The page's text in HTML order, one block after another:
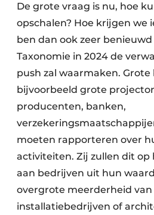
De grote vraag is nu, hoe
opschalen? Hoe krijgen we
ben dan ook zeer benieuwd
Taxonomie in 2024 de
push zal waarmaken. Grote
bijvoorbeeld grote
producenten, banken,
moeten rapporteren over
activiteiten. Zij zullen dit
aan bedrijven uit hun
overgrote meerderheid van
installatiebedrijven of